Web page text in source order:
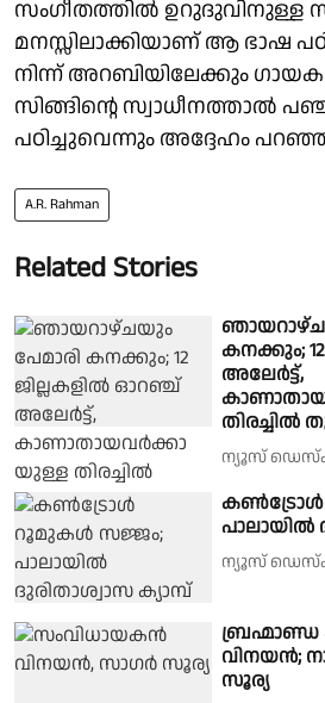
സംഗീതത്തില്‍ ഉറുദുവിനുള്ള
മനസ്സിലാക്കിയാണ് ആ ഭാഷ
നിന്ന് അറബിയിലേക്കും
സിങ്ങിന്റെ സ്വാധീനത്താല്‍
പഠിച്ചുവെന്നും അദ്ദേഹം
A.R. Rahman
Related Stories
കനക്കും;
അലേർട്ട്,
തിരച്ചിൽ
ന്യൂസ്
പാലായില്‍
ന്യൂസ്
ബ്രഹ്മാണ്ഡ
വിനയൻ;
സൂര്യ